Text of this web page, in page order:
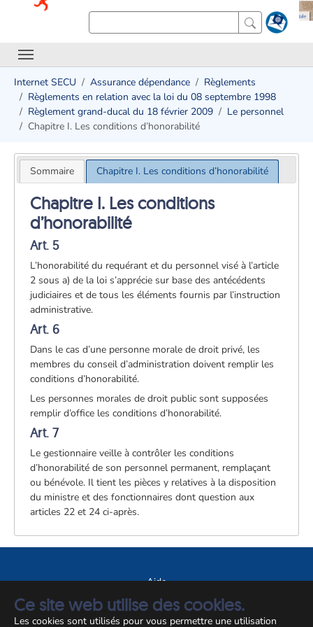
Ce site web utilise des cookies.
Les cookies sont utilisés pour vous permettre une utilisation
Internet SECU Assurance dépendance
Règlements
Règlements en relation avec la loi du 08 septembre 1998
Règlement grand-ducal du 18 février 2009
Le personnel
Chapitre I. Les conditions d’honorabilité
Sommaire Chapitre I. Les conditions d’honorabilité
Chapitre I. Les conditions
d’honorabilité
Art. 5
L’honorabilité du requérant et du personnel visé à l’article
2 sous a) de la loi s’apprécie sur base des antécédents
judiciaires et de tous les éléments fournis par l’instruction
administrative.
Art. 6
Dans le cas d’une personne morale de droit privé, les
membres du conseil d’administration doivent remplir les
conditions d’honorabilité.
Les personnes morales de droit public sont supposées
remplir d’office les conditions d’honorabilité.
Art. 7
Le gestionnaire veille à contrôler les conditions
d’honorabilité de son personnel permanent, remplaçant
ou bénévole. Il tient les pièces y relatives à la disposition
du ministre et des fonctionnaires dont question aux
articles 22 et 24 ci-après.
Aide
A propos du site
Notice légale